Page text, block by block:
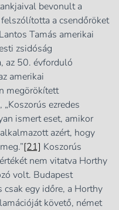
bevonult a
a csendőröket
Tamás amerikai
zsidóság
az 50. évforduló
amerikai
megörökített
ezredes
ismert eset, amikor
azért, hogy
[21] Koszorús
nem vitatva Horthy
volt. Budapest
egy időre, a Horthy
követő, német